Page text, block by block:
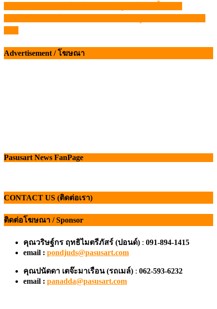
แนะแนว
เรื่อง
Advertisement / โฆษณา
Pasusart News FanPage
CONTACT US (ติดต่อเรา)
ติดต่อโฆษณา / Sponsor
คุณวริษฐ์กร ฤทธิไมตรีภัสร์ (ปอนด์) : 091-894-1415
email : pondjuds@pasusart.com
คุณปนัดดา เตจ๊ะมาเรือน (รถเมล์) : 062-593-6232
email : panadda@pasusart.com